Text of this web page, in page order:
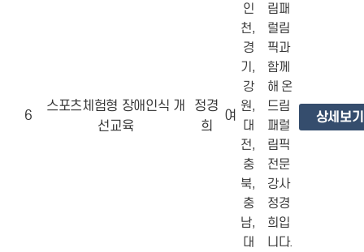
6
스포츠체험형 장애인식 개
선교육
정경
희
여
인
천,
경
기,
강
원,
대
전,
충
북,
충
남,
대
림패
럴림
픽과
함께
해 온
드림
패럴
림픽
전문
강사
정경
희입
니다.
상세보기